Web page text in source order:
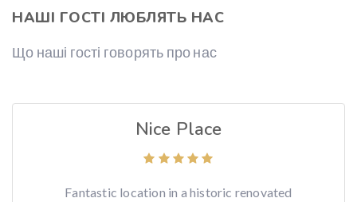
НАШІ ГОСТІ ЛЮБЛЯТЬ НАС
Що наші гості говорять про нас
Nice Place
Fantastic location in a historic renovated